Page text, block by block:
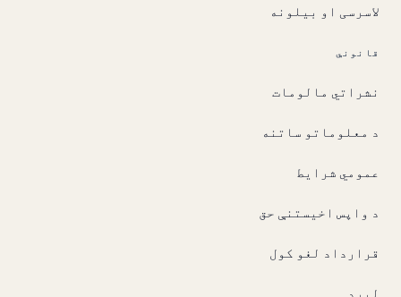
لاسرسی او بیلونه
قانوني
نشراتي مالومات
د معلوماتو ساتنه
عمومي شرایط
د واپس اخیستنې حق
قرارداد لغو کول
لیږد